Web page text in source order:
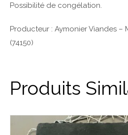
Possibilité de congélation.
Producteur : Aymonier Viandes –
(74150)
Produits